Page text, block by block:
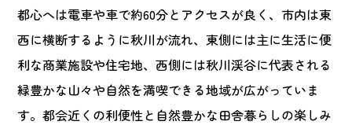
都心へは電車や車で約60分とアクセスが良く、市内は東
西に横断するように秋川が流れ、東側には主に生活に便
利な商業施設や住宅地、西側には秋川渓谷に代表される
緑豊かな山々や自然を満喫できる地域が広がっていま
す。都会近くの利便性と自然豊かな田舎暮らしの楽しみ